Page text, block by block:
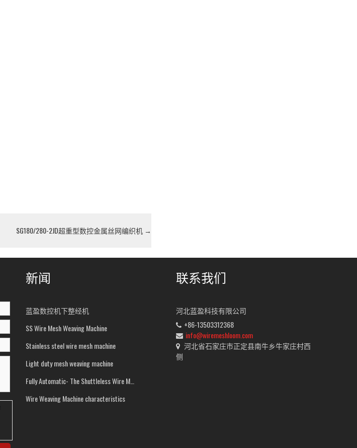
SG180/280-2JD超重型数控金属丝网编织机 →
新闻
蓝盈数控机下整经机
SS Wire Mesh Weaving Machine
Stainless steel wire mesh machine
Light duty mesh weaving machine
Wire Weaving Machine characteristics
联系我们
河北蓝盈科技有限公司
+86-13503312368
info@wiremeshloom.com
河北省石家庄市正定县南牛乡牛家庄村西
侧